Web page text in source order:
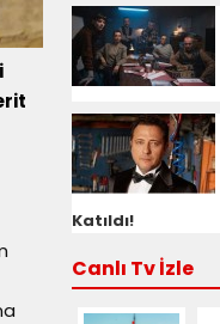
Katıldı!
Canlı Tv İzle